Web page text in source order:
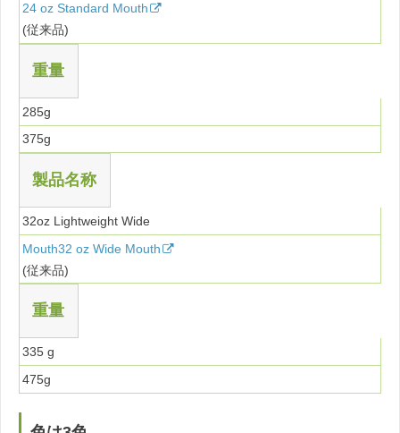
24 oz Standard Mouth
(従来品)
重量
285g
375g
製品名称
32oz Lightweight Wide
Mouth32 oz Wide Mouth
(従来品)
重量
335 g
475g